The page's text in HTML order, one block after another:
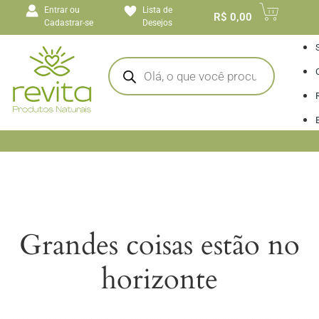
conteúdoEntrar ou
Cadastrar-se
Lista de
Desejos
R$ 0,00
Grandes coisas estão no
horizonte